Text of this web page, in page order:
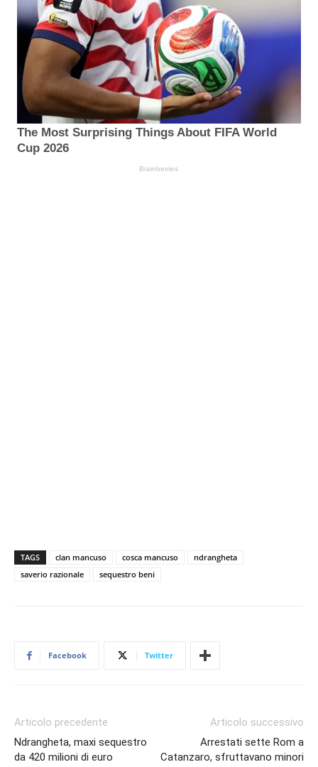
TAGS clan mancuso cosca mancuso
ndrangheta
saverio razionale
sequestro beni
Facebook Twitter
Articolo precedente
Ndrangheta, maxi sequestro
da 420 milioni di euro
Articolo successivo
Arrestati sette Rom a
Catanzaro, sfruttavano minori